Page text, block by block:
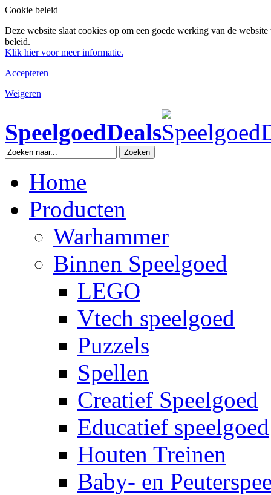
Cookie beleid
Deze website slaat cookies op om een goede werking van de
beleid.
Klik hier voor meer informatie.
Accepteren
Weigeren
SpeelgoedDeals
Zoeken
Home
Producten
Warhammer
Binnen Speelgoed
LEGO
Vtech speelgoed
Puzzels
Spellen
Creatief Speelgoed
Educatief speelgoed
Houten Treinen
Baby- en